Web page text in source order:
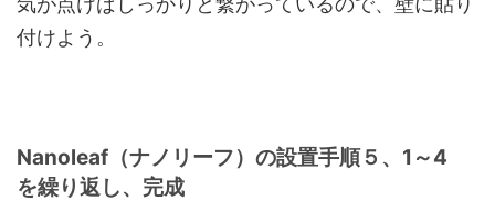
付けよう。
Nanoleaf（ナノリーフ）の設置手順５、1～4
を繰り返し、完成